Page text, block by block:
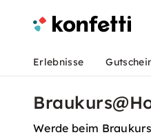
Erlebnisse
Werde beim